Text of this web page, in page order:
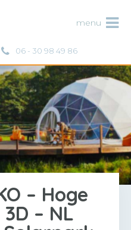
06 - 30 98 49 86
– Hoge
– NL
menu